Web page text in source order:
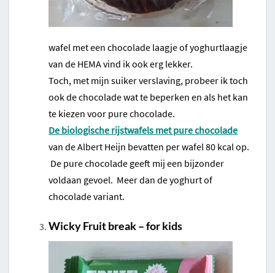
wafel met een chocolade laagje of yoghurtlaagje
van de HEMA vind ik ook erg lekker.
Toch, met mijn suiker verslaving, probeer ik toch
ook de chocolade wat te beperken en als het kan
te kiezen voor pure chocolade.
De biologische rijstwafels met pure chocolade
van de Albert Heijn bevatten per wafel 80 kcal op.
De pure chocolade geeft mij een bijzonder
voldaan gevoel. Meer dan de yoghurt of
chocolade variant.
Wicky Fruit break – for kids